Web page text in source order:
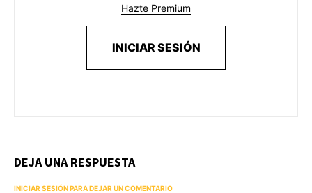
Hazte Premium
INICIAR SESIÓN
DEJA UNA RESPUESTA
INICIAR SESIÓN PARA DEJAR UN COMENTARIO